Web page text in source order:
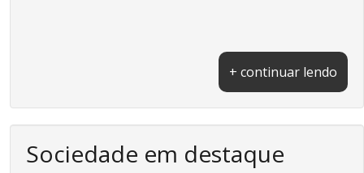
+ continuar lendo
Sociedade em destaque